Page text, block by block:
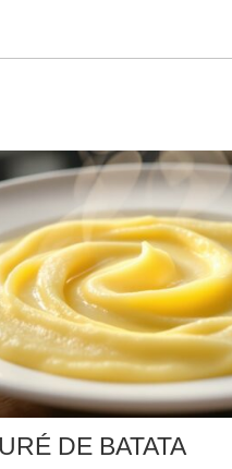
DE BATATA